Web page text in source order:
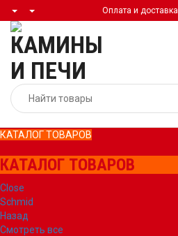
Оплата и доставка
КАТАЛОГ ТОВАРОВ
КАТАЛОГ ТОВАРОВ
Close
Schmid
Назад
Смотреть все